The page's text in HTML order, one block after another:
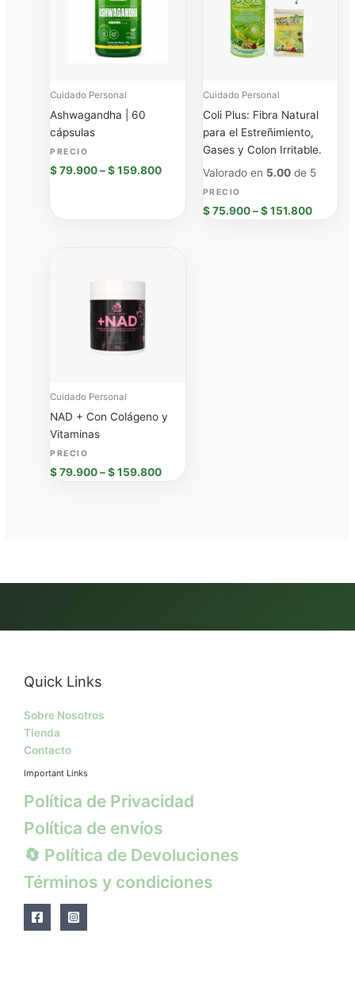
Cuidado Personal
Ashwagandha | 60
cápsulas
$79.900–$159.800
Cuidado Personal
Coli Plus: Fibra Natural
para el Estreñimiento,
Gases y Colon Irritable.
Valorado en 5.00de 5
$75.900 – $151.800
Cuidado Personal
NAD + Con Colágeno y
Vitaminas
$79.900–$159.800
Quick Links
Sobre Nosotros
Tienda
Contacto
Important Links
Política de Privacidad
Política de envíos
🔄 Política de Devoluciones
Términos y condiciones